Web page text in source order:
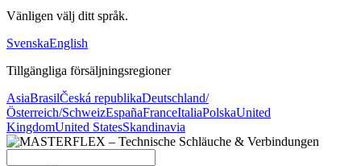
Vänligen välj ditt språk.
SvenskaEnglish
Tillgängliga försäljningsregioner
AsiaBrasilČeská republikaDeutschland/
Österreich/SchweizEspañaFranceItaliaPolskaUnited
KingdomUnited StatesSkandinavia